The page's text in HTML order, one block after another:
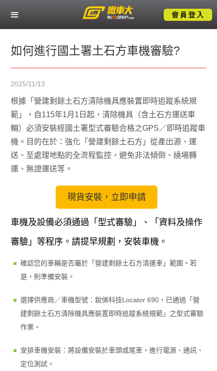
關於瞰車大
產業解決方案
成功案例
技術支援
聯絡我們
如何進行國土署土石方車機審驗?
2025/11/13
根據「營建剩餘土石方清除機具應裝置即時追蹤系統規
範」，自115年1月1日起，清除機具（含土石方運送車
輛）必須安裝經國土署型式審驗合格之GPS／即時追蹤車
機。目的在於：強化「營建剩餘土石方」從產出源、運
送、至處理地點的全流程監控，避免非法傾倒、繞場轉
運、無證運送等。
現貨安裝，立即申請
車機及設備必須通過「型式審驗」、「資料及操作
審驗」等程序。請提早規劃，安裝車機。
確認您的車輛是否屬於「營建剩餘土石方清運車」範圍。若
是，則準備安裝。
選擇供應商／車機型號：銳俤科技Locator 690，已通過「營
建剩餘土石方清除機具應裝置即時追蹤系統規範」之型式審驗
作業。
安排車機安裝：將設備安裝於車頭或尾車，進行電源、通訊、
定位測試。